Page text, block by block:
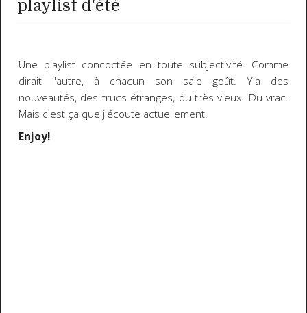
playlist d'été
Une playlist concoctée en toute subjectivité. Comme
dirait l'autre, à chacun son sale goût. Y'a des
nouveautés, des trucs étranges, du très vieux. Du vrac.
Mais c'est ça que j'écoute actuellement.
Enjoy!